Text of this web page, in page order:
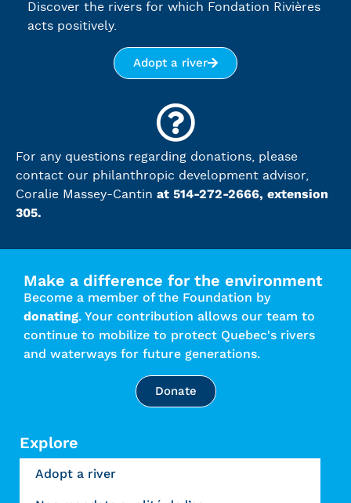
Discover the rivers for which Fondation Rivières
acts positively.
Adopt a river
For any questions regarding donations, please
contact our philanthropic development advisor,
Coralie Massey-Cantin at 514-272-2666, extension
305.
Make a difference for the environment
Become a member of the Foundation by
donating. Your contribution allows our team to
continue to mobilize to protect Quebec's rivers
and waterways for future generations.
Donate
Explore
Adopt a river